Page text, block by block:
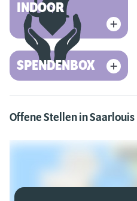
INDOOR
SPENDENBOX
Offene Stellen in Saarlouis